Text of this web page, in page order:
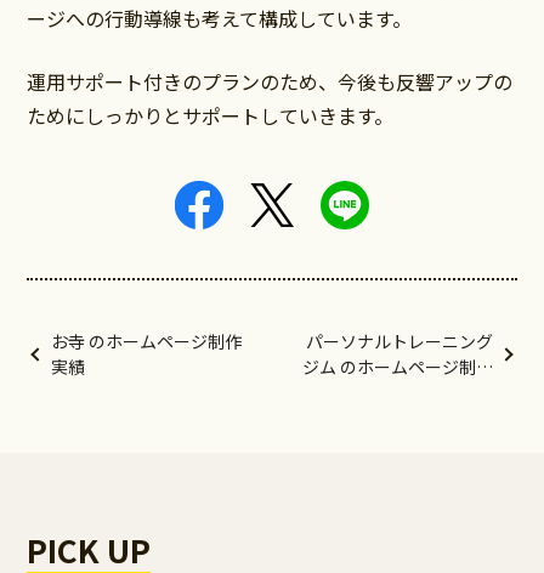
ージへの行動導線も考えて構成しています。
運用サポート付きのプランのため、今後も反響アップの
ためにしっかりとサポートしていきます。
お寺 のホームページ制作
実績
パーソナルトレーニング
ジム のホームページ制作
PICK UP